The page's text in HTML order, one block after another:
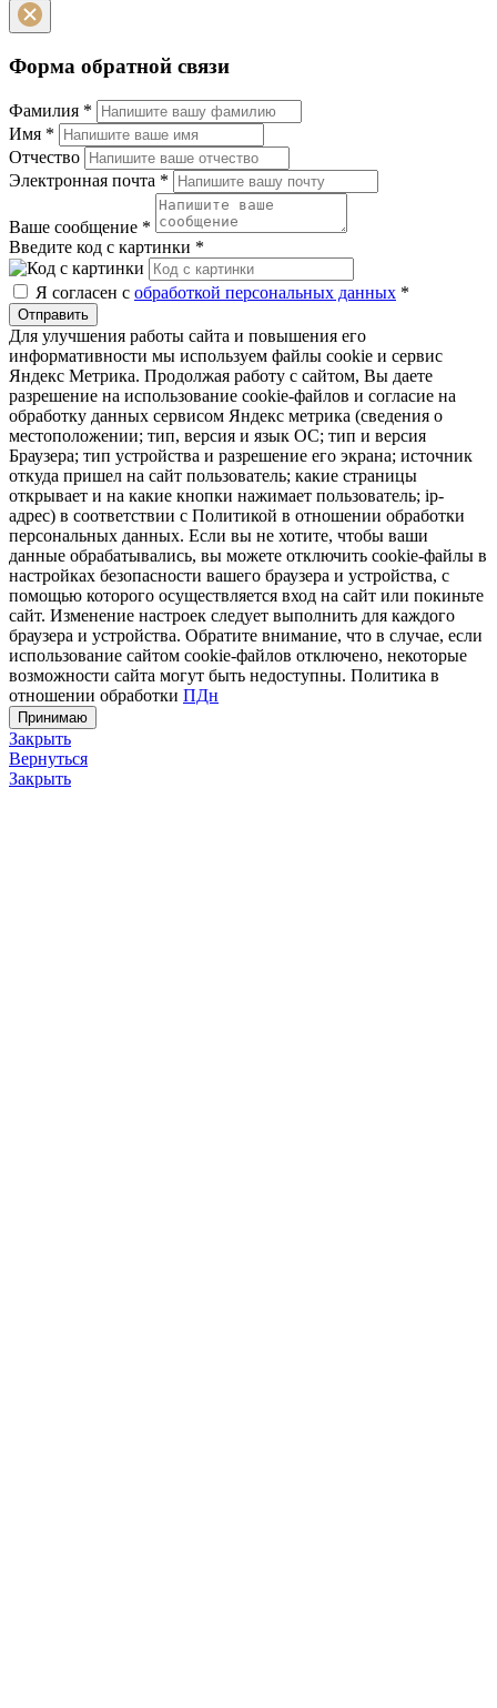
Форма обратной связи
Фамилия *
Имя *
Отчество
Электронная почта *
Ваше сообщение *
Введите код с картинки *
Я согласен с обработкой персональных данных *
Отправить
Для улучшения работы сайта и повышения его
информативности мы используем файлы cookie и сервис
Яндекс Метрика. Продолжая работу с сайтом, Вы даете
разрешение на использование cookie-файлов и согласие на
обработку данных сервисом Яндекс метрика (сведения о
местоположении; тип, версия и язык ОС; тип и версия
Браузера; тип устройства и разрешение его экрана; источник
откуда пришел на сайт пользователь; какие страницы
открывает и на какие кнопки нажимает пользователь; ip-
адрес) в соответствии с Политикой в отношении обработки
персональных данных. Если вы не хотите, чтобы ваши
данные обрабатывались, вы можете отключить cookie-файлы в
настройках безопасности вашего браузера и устройства, с
помощью которого осуществляется вход на сайт или покиньте
сайт. Изменение настроек следует выполнить для каждого
браузера и устройства. Обратите внимание, что в случае, если
использование сайтом cookie-файлов отключено, некоторые
возможности сайта могут быть недоступны. Политика в
отношении обработки ПДн
Принимаю
Закрыть
Вернуться
Закрыть